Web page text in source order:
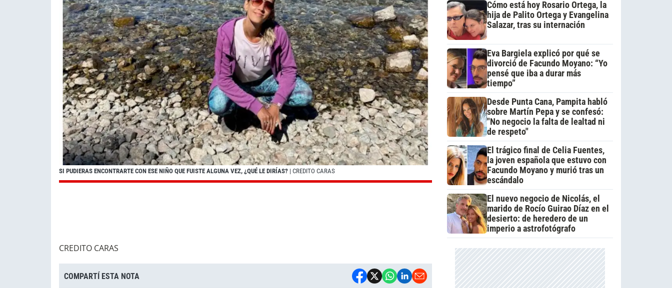
SI PUDIERAS ENCONTRARTE CON ESE NIÑO QUE FUISTE ALGUNA VEZ, ¿QUÉ LE DIRÍAS? | CREDITO CARAS
CREDITO CARAS
COMPARTÍ ESTA NOTA
Cómo está hoy Rosario Ortega, la
hija de Palito Ortega y Evangelina
Salazar, tras su internación
Eva Bargiela explicó por qué se
divorció de Facundo Moyano: “Yo
pensé que iba a durar más
tiempo”
Desde Punta Cana, Pampita habló
sobre Martín Pepa y se confesó:
"No negocio la falta de lealtad ni
de respeto"
El trágico final de Celia Fuentes,
la joven española que estuvo con
Facundo Moyano y murió tras un
escándalo
El nuevo negocio de Nicolás, el
marido de Rocío Guirao Díaz en el
desierto: de heredero de un
imperio a astrofotógrafo